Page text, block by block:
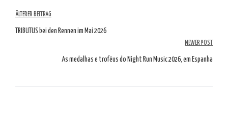
Artikelübersicht
ÄLTERER BEITRAG
TRIBUTUS bei den Rennen im Mai 2026
NEWER POST
As medalhas e troféus do Night Run Music 2026, em Espanha